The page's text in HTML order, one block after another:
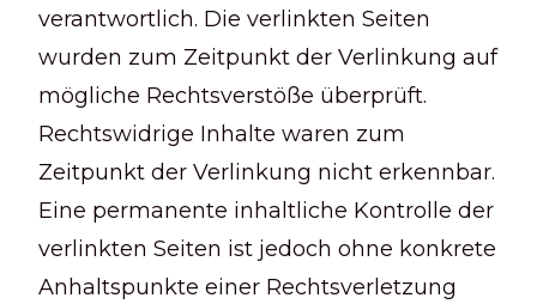
verantwortlich. Die verlinkten Seiten
wurden zum Zeitpunkt der Verlinkung auf
mögliche Rechtsverstöße überprüft.
Rechtswidrige Inhalte waren zum
Zeitpunkt der Verlinkung nicht erkennbar.
Eine permanente inhaltliche Kontrolle der
verlinkten Seiten ist jedoch ohne konkrete
Anhaltspunkte einer Rechtsverletzung